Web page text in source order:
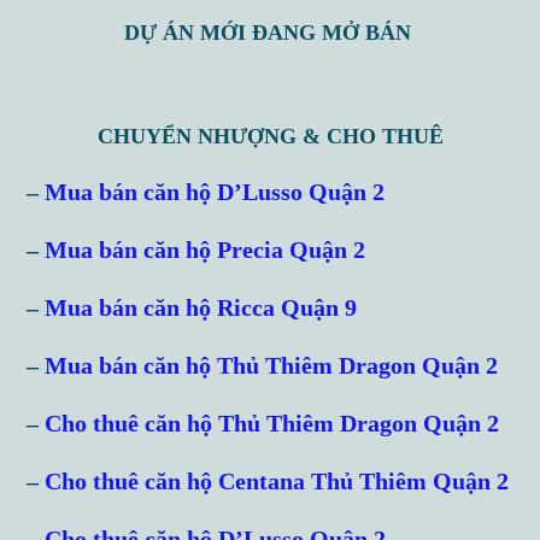
DỰ ÁN MỚI ĐANG MỞ BÁN
CHUYỂN NHƯỢNG & CHO THUÊ
–Mua bán căn hộ D’Lusso Quận 2
–Mua bán căn hộ Precia Quận 2
–Mua bán căn hộ Ricca Quận 9
–Mua bán căn hộ Thủ Thiêm Dragon Quận 2
– Cho thuê căn hộ Thủ Thiêm Dragon Quận 2
– Cho thuê căn hộ Centana Thủ Thiêm Quận 2